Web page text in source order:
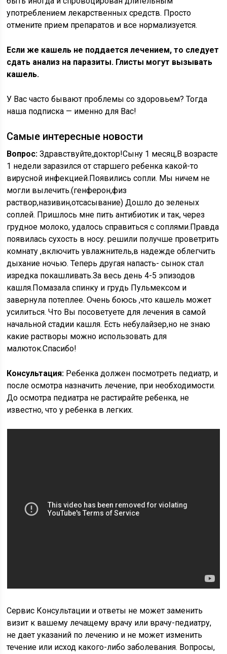
употреблением лекарственных средств. Просто
отмените прием препаратов и все нормализуется.
Если же кашель не поддается лечением, то следует
сдать анализ на паразиты. Глисты могут вызывать
кашель.
У Вас часто бывают проблемы со здоровьем? Тогда
наша подписка — именно для Вас!
Самые интересные новости
Вопрос: Здравствуйте,доктор!Сыну 1 месяц,В возрасте
1 недели заразился от старшего ребенка какой-то
вирусной инфекцией.Появились сопли. Мы ничем не
могли вылечить.(генферон,физ
раствор,називин,отсасывание) Дошло до зеленых
соплей. Пришлось мне пить антибиотик и так, через
грудное молоко, удалось справиться с соплями.Правда
появилась сухость в носу. решили получше проветрить
комнату ,включить увлажнитель,в надежде облегчить
дыхание ночью. Теперь другая напасть- сынок стал
изредка покашливать.За весь день 4-5 эпизодов
кашля.Помазала спинку и грудь Пульмексом и
завернула потеплее. Очень боюсь ,что кашель может
усилиться. Что Вы посоветуете для лечения в самой
начальной стадии кашля. Есть небулайзер,но не знаю
какие растворы можно использовать для
малюток.Спасибо!
Консультация: Ребенка должен посмотреть педиатр, и
после осмотра назначить лечение, при необходимости.
До осмотра педиатра не растирайте ребенка, не
известно, что у ребенка в легких.
Сервис Консультации и ответы не может заменить
визит к вашему лечащему врачу или врачу-педиатру,
не дает указаний по лечению и не может изменить
течение или исход какого-либо заболевания. Вопросы,